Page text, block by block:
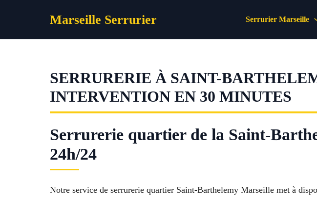
Marseille Serrurier Serrurier Marseille
SERRURERIE À SAINT-
INTERVENTION EN 30 MINUTES
Serrurerie quartier de la Saint-
24h/24
Notre service de serrurerie quartier Saint-Barthelemy Marseille met à